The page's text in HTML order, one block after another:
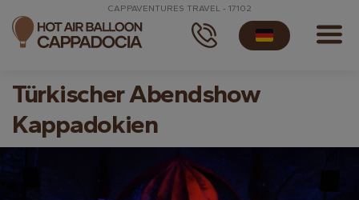
CAPPAVENTURES TRAVEL - 17102
Türkischer Abendshow
Kappadokien